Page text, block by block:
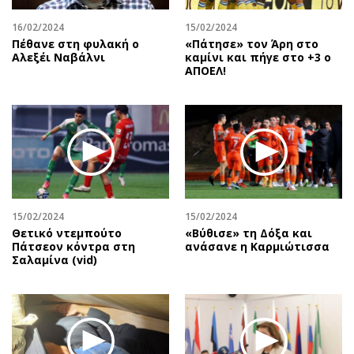
16/02/2024
Πέθανε στη φυλακή ο
Αλεξέι Ναβάλνι
15/02/2024
«Πάτησε» τον Άρη στο
καμίνι και πήγε στο +3 ο
ΑΠΟΕΛ!
15/02/2024
Θετικό ντεμπούτο
Πάτσεον κόντρα στη
Σαλαμίνα (vid)
15/02/2024
«Βύθισε» τη Δόξα και
ανάσανε η Καρμιώτισσα